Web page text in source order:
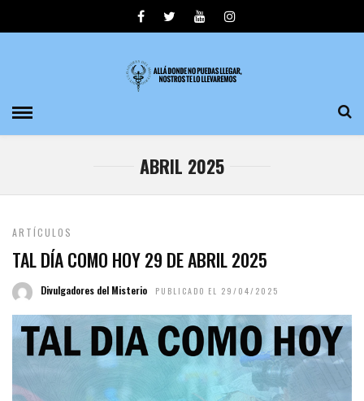
ABRIL 2025
ARTÍCULOS
TAL DÍA COMO HOY 29 DE ABRIL 2025
Divulgadores del Misterio PUBLICADO EL 29/04/2025